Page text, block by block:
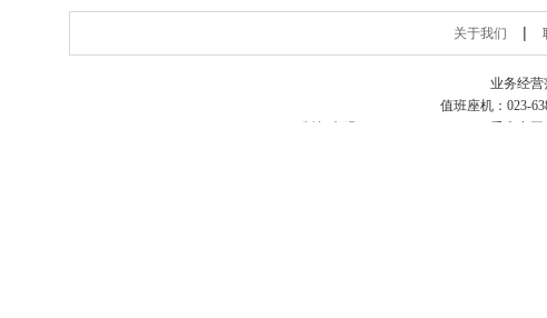
关于我们 |
业务经营
值班座机： 023-